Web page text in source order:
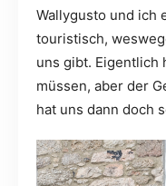
Wallygusto und ich
touristisch,
uns gibt. Eigentlich
müssen, aber der
hat uns dann doch